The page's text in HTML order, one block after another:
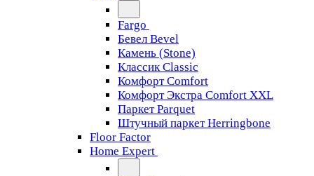
Fargo
Бевел Bevel
Камень (Stone)
Классик Classic
Комфорт Comfort
Комфорт Экстра Comfort XXL
Паркет Parquet
Штучный паркет Herringbone
Floor Factor
Home Expert